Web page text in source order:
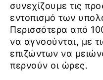
συνεχίζουμε τις
εντοπισμό των
Περισσότερα από
να αγνοούνται, με
επιζώντων να
περνούν οι ώρες.